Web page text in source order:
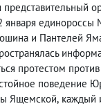
представительный
января единороссы
и Пантелей
протестом
поведение
Ящемской, каждый